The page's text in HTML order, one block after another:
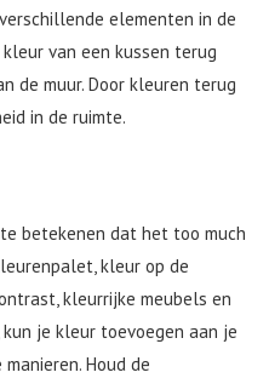
elementen in de
van een kussen terug
de muur. Door kleuren terug
in de ruimte.
betekenen dat het too much
kleur op de
kleurrijke meubels en
je kleur toevoegen aan je
Houd de